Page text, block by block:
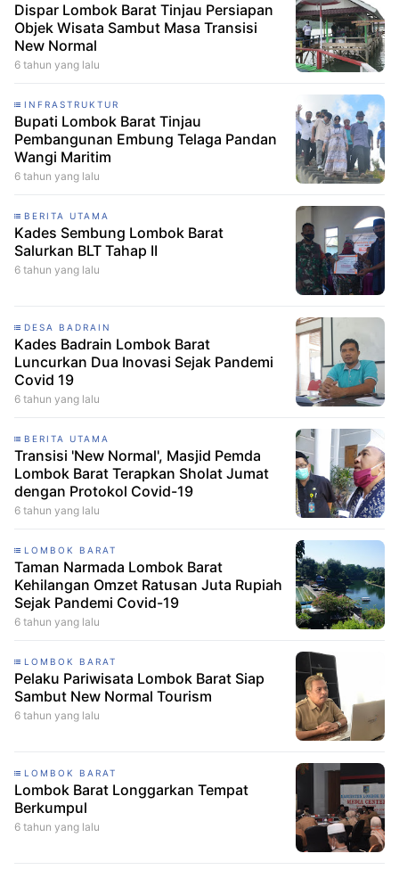
Dispar Lombok Barat Tinjau Persiapan
Objek Wisata Sambut Masa Transisi
New Normal
6 tahun yang lalu
INFRASTRUKTUR
Bupati Lombok Barat Tinjau
Pembangunan Embung Telaga Pandan
Wangi Maritim
6 tahun yang lalu
BERITA UTAMA
Kades Sembung Lombok Barat
Salurkan BLT Tahap II
6 tahun yang lalu
DESA BADRAIN
Kades Badrain Lombok Barat
Luncurkan Dua Inovasi Sejak Pandemi
Covid 19
6 tahun yang lalu
BERITA UTAMA
Transisi 'New Normal', Masjid Pemda
Lombok Barat Terapkan Sholat Jumat
dengan Protokol Covid-19
6 tahun yang lalu
LOMBOK BARAT
Taman Narmada Lombok Barat
Kehilangan Omzet Ratusan Juta Rupiah
Sejak Pandemi Covid-19
6 tahun yang lalu
LOMBOK BARAT
Pelaku Pariwisata Lombok Barat Siap
Sambut New Normal Tourism
6 tahun yang lalu
LOMBOK BARAT
Lombok Barat Longgarkan Tempat
Berkumpul
6 tahun yang lalu